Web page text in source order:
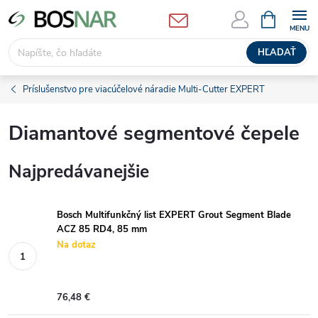
Prejsť
na
obsah
HĽADAŤ
KOŠÍK
Príslušenstvo pre viacúčelové náradie Multi-Cutter EXPERT
Diamantové segmentové čepele
Najpredávanejšie
Bosch Multifunkčný list EXPERT Grout Segment Blade
ACZ 85 RD4, 85 mm
Na dotaz
76,48 €